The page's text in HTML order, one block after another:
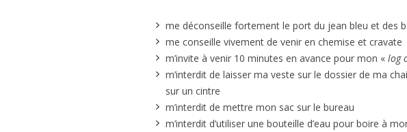
me déconseille fortement le port du jean bleu et des
me conseille vivement de venir en chemise et cravate
m’invite à venir 10 minutes en avance pour mon « log
m’interdit de laisser ma veste sur le dossier de ma
sur un cintre
m’interdit de mettre mon sac sur le bureau
m’interdit d’utiliser une bouteille d’eau pour boire à